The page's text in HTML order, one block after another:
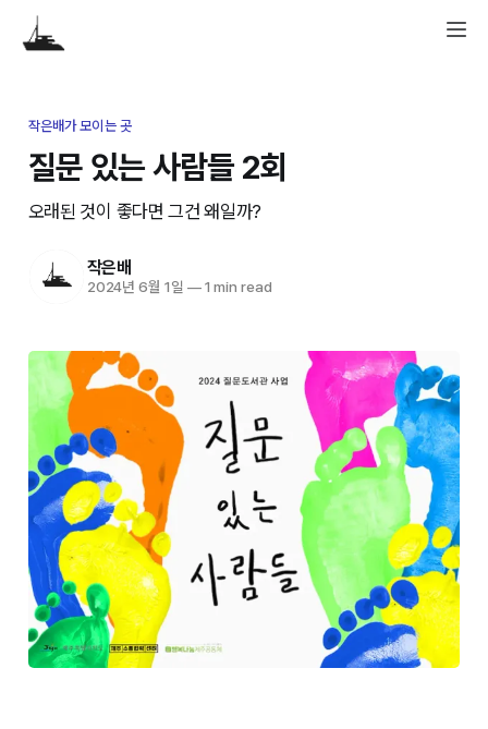
작은배가 모이는 곳
질문 있는 사람들 2회
오래된 것이 좋다면 그건 왜일까?
작은배
2024년 6월 1일 —1 min read